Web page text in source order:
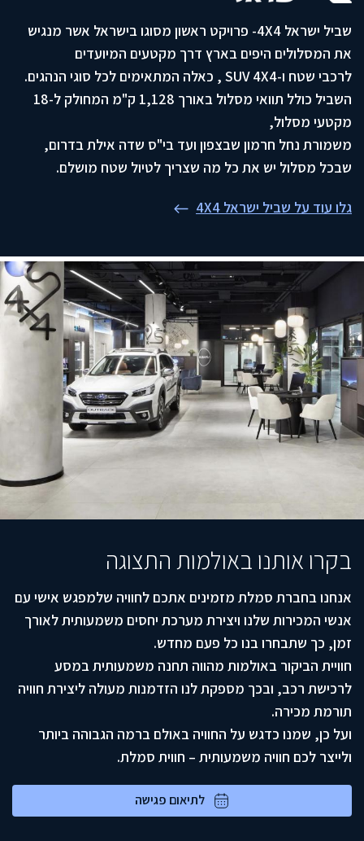
שביל ישראל 4X4- פרויקט ראשון מסוגו בישראל אשר מנגיש
את המסלולים היפים בארץ דרך מקטעים המיועדים
לרכבי שטח ו-SUV 4X4 , כאלה המתאימים לכל סוגי הנהגים.
השביל כולל תוואי מסלול באורך 1,128 ק"מ המחולק ל-18
מקטעי מסלול,
משמורת נחל חרמון שבצפון ועד בי"ס שדה אילת בדרום,
שבכל מסלול יש את כל מה שצריך לטיול שטח מושלם.
גלו עוד על שביל ישראל 4X4
בקרו אותנו באולמות התצוגה
אנחנו בחברת סמלת מזמינים אתכם לחוויה שלמפגש אישי עם
אנשי המכירות שלנו ויצירת מערכת יחסים משמעותית לאורך
זמן, כך שתבחרו בנו כל פעם מחדש.
חוויית הביקור באולמות מהווה תחנה משמעותית במסע
לרכישת רכב, ובכך מספקת לנו הזדמנות מעולה ליצירת חוויה
תורמת מכירה.
ועל כן, שמנו כדגש על החוויה באולם ברמה הגבוהה ביותר
ולייצר לכם חוויה משמעותית – חווית סמלת.
לתיאום פגישה